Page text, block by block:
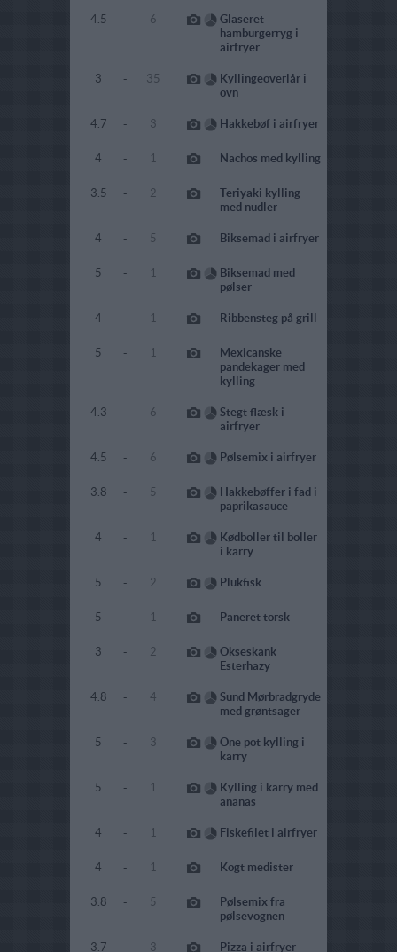
4.5 - 6
Glaseret
hamburgerryg i
airfryer
3 - 35
Kyllingeoverlår i
ovn
4.7 - 3 Hakkebøf i airfryer
4 - 1 Nachos med kylling
3.5 - 2
Teriyaki kylling
med nudler
4 - 5 Biksemad i airfryer
5 - 1
Biksemad med
pølser
4 - 1 Ribbensteg på grill
5 - 1
Mexicanske
pandekager med
kylling
4.3 - 6
Stegt flæsk i
airfryer
4.5 - 6 Pølsemix i airfryer
3.8 - 5
Hakkebøffer i fad i
paprikasauce
4 - 1
Kødboller til boller
i karry
5 - 2 Plukfisk
5 - 1 Paneret torsk
3 - 2
Okseskank
Esterhazy
4.8 - 4
Sund Mørbradgryde
med grøntsager
5 - 3
One pot kylling i
karry
5 - 1
Kylling i karry med
ananas
4 - 1 Fiskefilet i airfryer
4 - 1 Kogt medister
3.8 - 5
Pølsemix fra
pølsevognen
3.7 - 3 Pizza i airfryer